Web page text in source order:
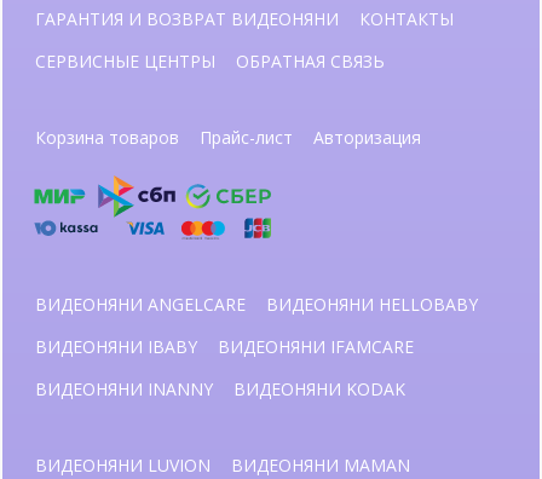
ГАРАНТИЯ И ВОЗВРАТ ВИДЕОНЯНИ
КОНТАКТЫ
СЕРВИСНЫЕ ЦЕНТРЫ
ОБРАТНАЯ СВЯЗЬ
Корзина товаров Прайс-лист Авторизация
ВИДЕОНЯНИ ANGELCARE
ВИДЕОНЯНИ HELLOBABY
ВИДЕОНЯНИ IBABY
ВИДЕОНЯНИ IFAMCARE
ВИДЕОНЯНИ INANNY
ВИДЕОНЯНИ KODAK
ВИДЕОНЯНИ LUVION
ВИДЕОНЯНИ MAMAN